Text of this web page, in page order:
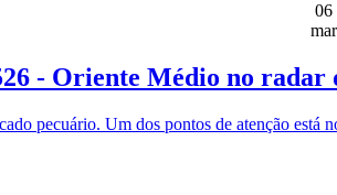
06
mar
- Oriente Médio no radar
pecuário. Um dos pontos de atenção